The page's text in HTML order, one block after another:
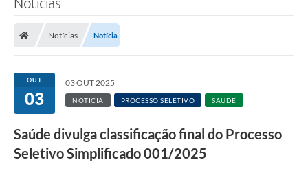
Notícias
Notícias Notícia
OUT
03
03 OUT 2025
NOTÍCIA PROCESSO SELETIVO SAÚDE
Saúde divulga classificação final do Processo
Seletivo Simplificado 001/2025
g
I
m
a